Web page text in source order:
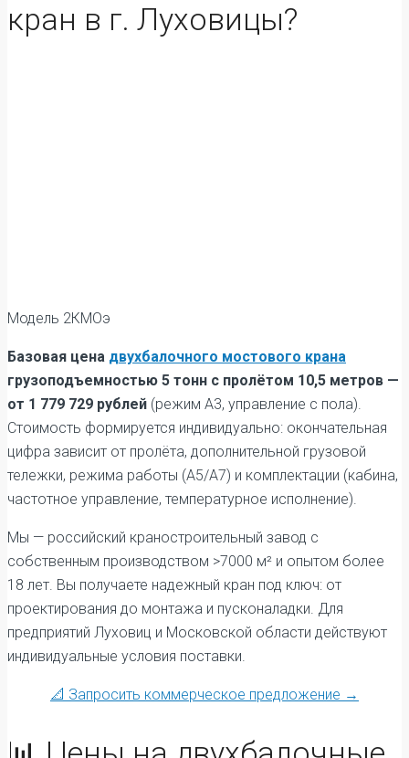
кран в г. Луховицы?
Модель 2КМОэ
Базовая цена двухбалочного мостового крана
грузоподъемностью 5 тонн с пролётом 10,5 метров —
от 1 779 729 рублей (режим А3, управление с пола).
Стоимость формируется индивидуально: окончательная
цифра зависит от пролёта, дополнительной грузовой
тележки, режима работы (А5/А7) и комплектации (кабина,
частотное управление, температурное исполнение).
Мы — российский краностроительный завод с
собственным производством >7000 м² и опытом более
18 лет. Вы получаете надежный кран под ключ: от
проектирования до монтажа и пусконаладки. Для
предприятий Луховиц и Московской области действуют
индивидуальные условия поставки.
📐 Запросить коммерческое предложение →